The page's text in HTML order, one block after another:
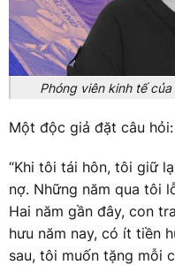
Phóng viên kinh tế của
Một độc giả đặt câu hỏi:
“Khi tôi tái hôn, tôi giữ
nợ. Những năm qua tôi
Hai năm gần đây, con
hưu năm nay, có ít tiền
sau, tôi muốn tặng mỗi